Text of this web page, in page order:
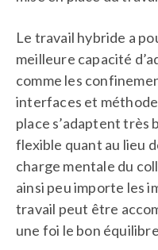
Le travail hybride a
meilleure capacité
comme les
interfaces et
place s’adaptent très
flexible quant au lieu
charge mentale du
ainsi peu importe les
travail peut être
une foi le bon